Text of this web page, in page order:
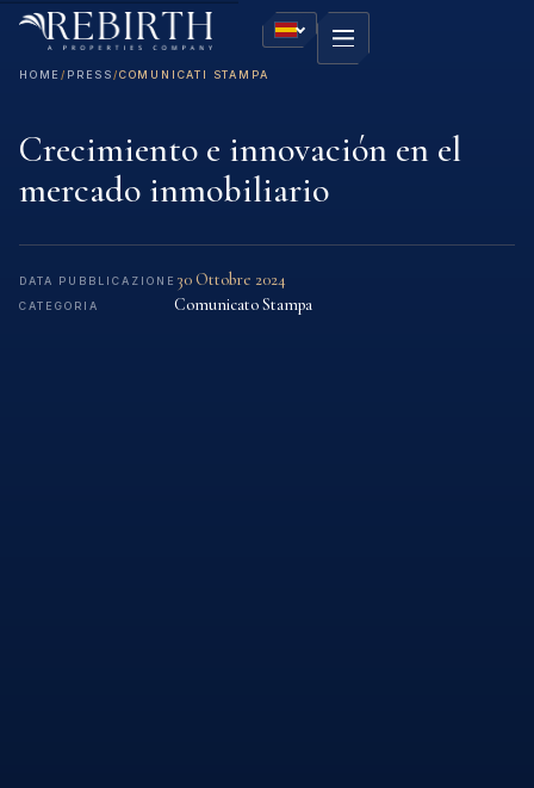
HOME/ PRESS/COMUNICATI STAMPA
Crecimiento e innovación en el
mercado inmobiliario
DATA PUBBLICAZIONE 30 Ottobre 2024
CATEGORIA Comunicato Stampa